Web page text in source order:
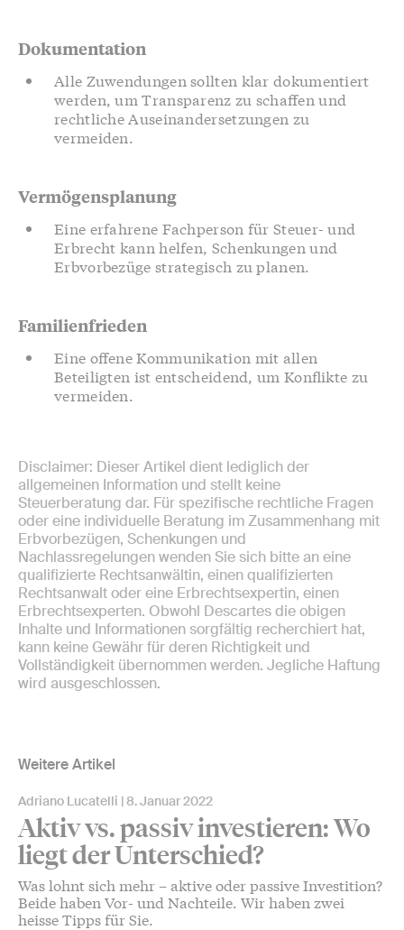
Dokumentation
Alle Zuwendungen sollten klar dokumentiert
werden, um Transparenz zu schaffen und
rechtliche Auseinandersetzungen zu
vermeiden.
Vermögensplanung
Eine erfahrene Fachperson für Steuer- und
Erbrecht kann helfen, Schenkungen und
Erbvorbezüge strategisch zu planen.
Familienfrieden
Eine offene Kommunikation mit allen
Beteiligten ist entscheidend, um Konflikte zu
vermeiden.
Disclaimer: Dieser Artikel dient lediglich der
allgemeinen Information und stellt keine
Steuerberatung dar. Für spezifische rechtliche Fragen
oder eine individuelle Beratung im Zusammenhang mit
Erbvorbezügen, Schenkungen und
Nachlassregelungen wenden Sie sich bitte an eine
qualifizierte Rechtsanwältin, einen qualifizierten
Rechtsanwalt oder eine Erbrechtsexpertin, einen
Erbrechtsexperten. Obwohl Descartes die obigen
Inhalte und Informationen sorgfältig recherchiert hat,
kann keine Gewähr für deren Richtigkeit und
Vollständigkeit übernommen werden. Jegliche Haftung
wird ausgeschlossen.
Weitere Artikel
Adriano Lucatelli 8. Januar 2022
Aktiv vs. passiv investieren: Wo
liegt der Unterschied?
Was lohnt sich mehr – aktive oder passive Investition?
Beide haben Vor- und Nachteile. Wir haben zwei
heisse Tipps für Sie.